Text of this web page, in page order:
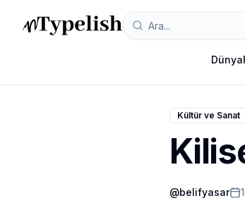
Dünya
Kültür ve Sanat
@belifyasar